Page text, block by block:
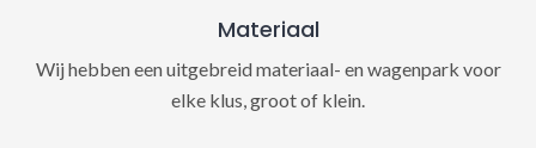
Materiaal
Wij hebben een uitgebreid materiaal- en wagenpark voor
elke klus, groot of klein.